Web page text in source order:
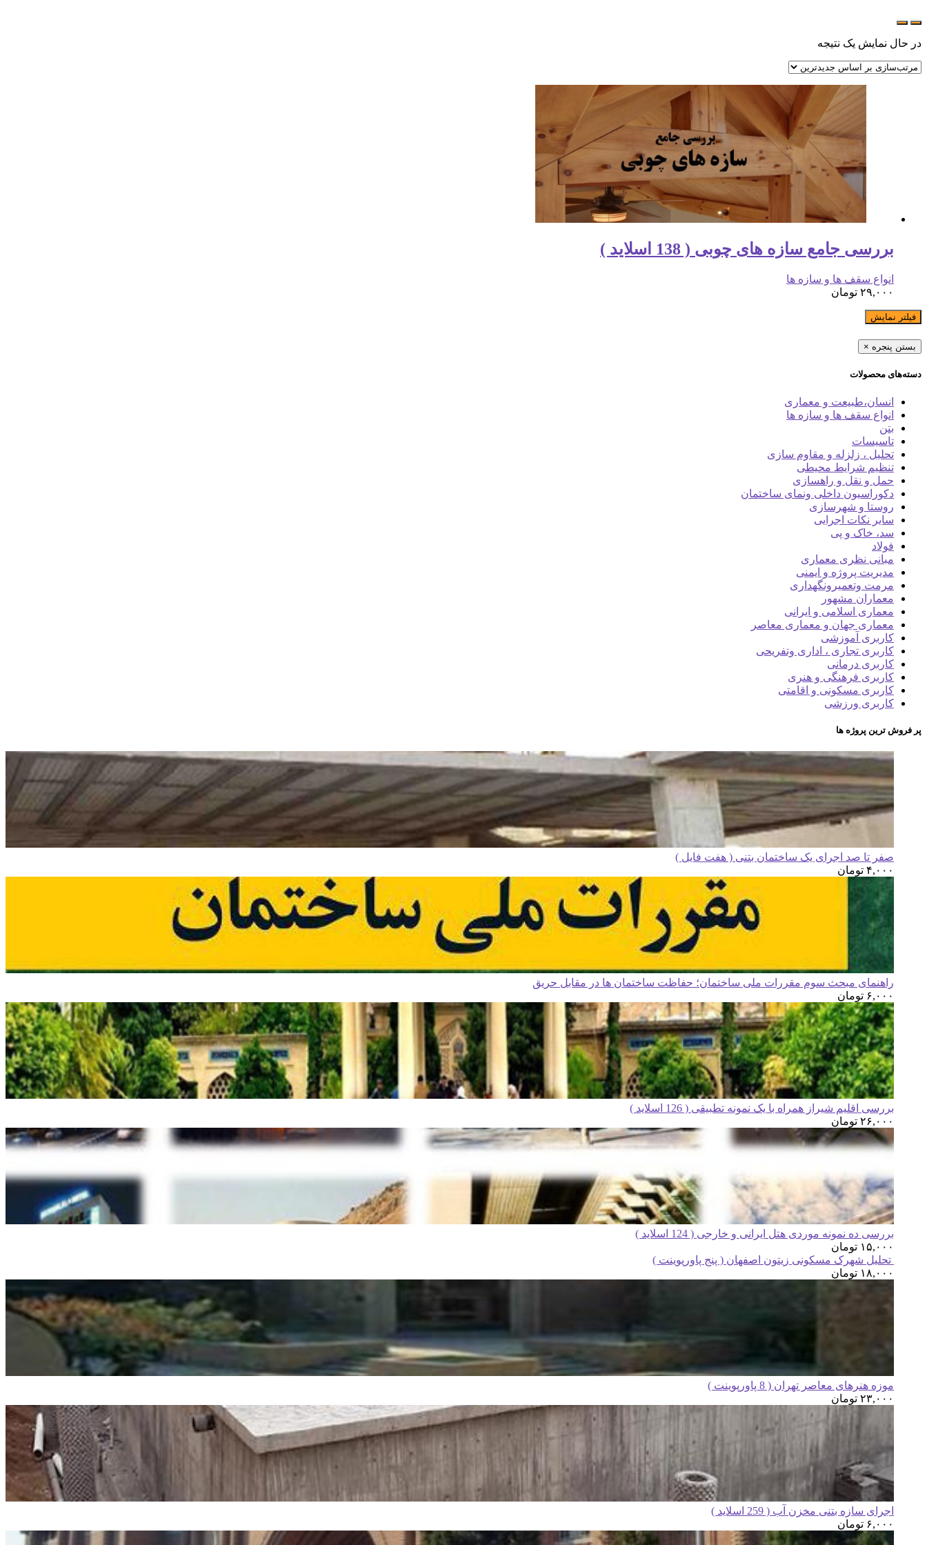
در حال نمایش یک نتیجه
بررسی جامع سازه های چوبی ( 138 اسلاید )
انواع سقف ها و سازه ها
۲۹,۰۰۰ تومان
فیلتر نمایش
بستن پنجره ×
دسته‌های محصولات
انسان،طبیعت و معماری
انواع سقف ها و سازه ها
بتن
تاسیسات
تحلیل ، زلزله و مقاوم سازی
تنظیم شرایط محیطی
حمل و نقل و راهسازی
دکوراسیون داخلی ونمای ساختمان
روستا و شهرسازی
سایر نکات اجرایی
سد، خاک و پی
فولاد
مبانی نظری معماری
مدیریت پروژه و ایمنی
مرمت وتعمیرونگهداری
معماران مشهور
معماری اسلامی و ایرانی
معماری جهان و معماری معاصر
کاربری آموزشی
کاربری تجاری ، اداری وتفریحی
کاربری درمانی
کاربری فرهنگی و هنری
کاربری مسکونی و اقامتی
کاربری ورزشی
پر فروش ترین پروژه ها
صفر تا صد اجرای یک ساختمان بتنی ( هفت فایل )
۴,۰۰۰ تومان
راهنمای مبحث سوم مقررات ملی ساختمان؛ حفاظت ساختمان ها در مقابل حریق
۶,۰۰۰ تومان
بررسی اقلیم شیراز همراه با یک نمونه تطبیقی ( 126 اسلاید )
۲۶,۰۰۰ تومان
بررسی ده نمونه موردی هتل ایرانی و خارجی ( 124 اسلاید )
۱۵,۰۰۰ تومان
تحلیل شهرک مسکونی زیتون اصفهان ( پنج پاورپوینت )
۱۸,۰۰۰ تومان
موزه هنرهای معاصر تهران ( 8 پاورپوینت )
۲۳,۰۰۰ تومان
اجرای سازه بتنی مخزن آب ( 259 اسلاید )
۶,۰۰۰ تومان